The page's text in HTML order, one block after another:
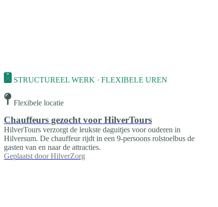
STRUCTUREEL WERK · FLEXIBELE UREN
Flexibele locatie
Chauffeurs gezocht voor HilverTours
HilverTours verzorgt de leukste daguitjes voor ouderen in
Hilversum. De chauffeur rijdt in een 9-persoons rolstoelbus de
gasten van en naar de attracties.
Geplaatst door HilverZorg